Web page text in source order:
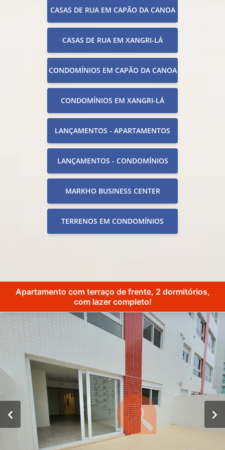
CASAS DE RUA EM CAPÃO DA CANOA
CASAS DE RUA EM XANGRI-LÁ
CONDOMÍNIOS EM CAPÃO DA CANOA
CONDOMÍNIOS EM XANGRI-LÁ
LANÇAMENTOS - APARTAMENTOS
LANÇAMENTOS - CONDOMÍNIOS
MARKHO BUSINESS CENTER
TERRENOS EM CONDOMÍNIOS
Apartamento com terraço de frente, 2 dormitórios,
com lazer completo!